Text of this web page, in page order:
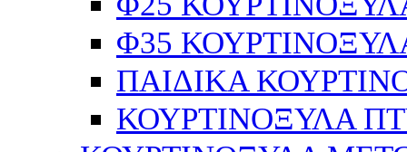
Φ35
ΠΑΙΔΙΚΑ
ΚΟΥΡΤΙΝΟΞΥΛΑ